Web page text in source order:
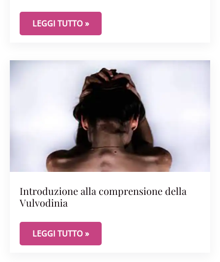
VISITA GINECOLOGICA PER VULVODINIA: UN
LEGGI TUTTO »
Introduzione alla comprensione della
Vulvodinia
INTRODUZIONE ALLA COMPRENSIONE DELLA
LEGGI TUTTO »